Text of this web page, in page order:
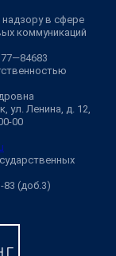
в сфере
коммуникаций
ул. Ленина, д. 12,
00
83 (доб.3)